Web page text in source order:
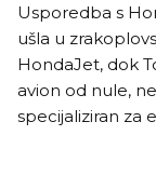
Usporedba s
ušla u
HondaJet, dok
avion od nule,
specijaliziran za